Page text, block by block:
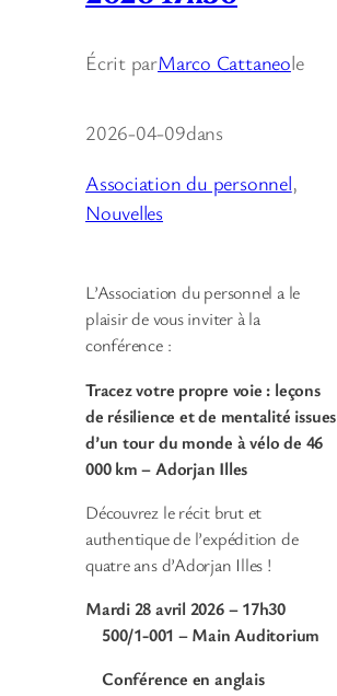
Écrit parMarco Cattaneole
2026-04-09dans
Association du personnel
Nouvelles
L’Association du personnel a le
plaisir de vous inviter à la
conférence :
Tracez votre propre voie : leçons
de résilience et de mentalité issues
d’un tour du monde à vélo de 46
000 km – Adorjan Illes
Découvrez le récit brut et
authentique de l’expédition de
quatre ans d’Adorjan Illes !
Mardi 28 avril 2026 – 17h30
500/1-001 – Main Auditorium
Conférence en anglais